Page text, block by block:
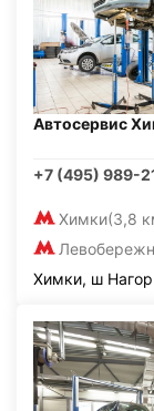
Автосервис
+7 (495) 989-
Химки(3,8
Химки, ш